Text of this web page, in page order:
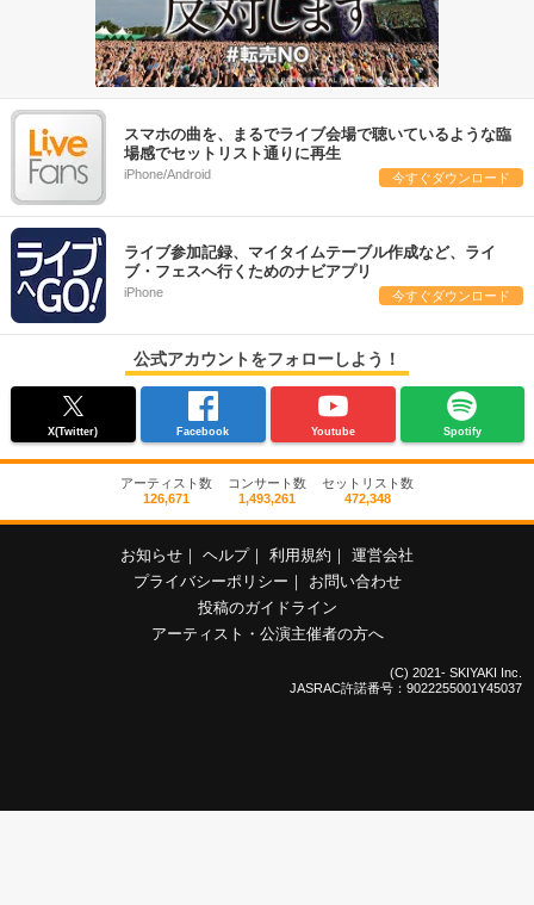
スマホの曲を、まるでライブ会場で聴いているような臨
場感でセットリスト通りに再生
iPhone/Android 今すぐダウンロード
ライブ参加記録、マイタイムテーブル作成など、ライ
ブ・フェスへ行くためのナビアプリ
iPhone 今すぐダウンロード
公式アカウントをフォローしよう！
X(Twitter) Facebook Youtube Spotify
アーティスト数
126,671
コンサート数
1,493,261
セットリスト数
472,348
お知らせ ヘルプ 利用規約
運営会社
プライバシーポリシー
お問い合わせ
投稿のガイドライン
アーティスト・公演主催者の方へ
(C) 2021- SKIYAKI Inc.
JASRAC許諾番号：9022255001Y45037